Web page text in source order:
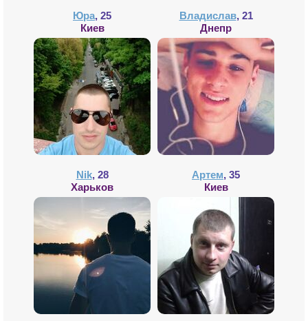
Юра, 25
Киев
Владислав, 21
Днепр
Nik, 28
Харьков
Артем, 35
Киев